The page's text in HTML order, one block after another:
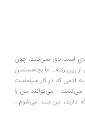
نمی‌کنند، چون
ما بچه‌مسلمان
که در کار سینماست
می‌توانند من را
من بلند می‌شوم...